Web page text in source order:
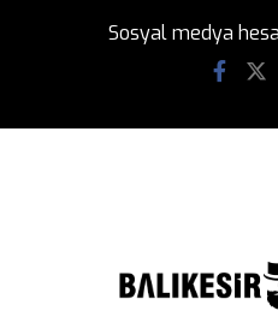
Sosyal medya